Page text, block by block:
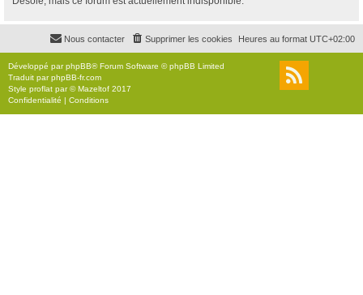
r
c
r
Heures au format UTC+02:00
Supprimer les cookies
Nous contacter
Développé parphpBB® Forum Software © phpBB Limited
Traduit parphpBB-fr.com
Style proflat par ©Mazeltof 2017
Confidentialité | Conditions